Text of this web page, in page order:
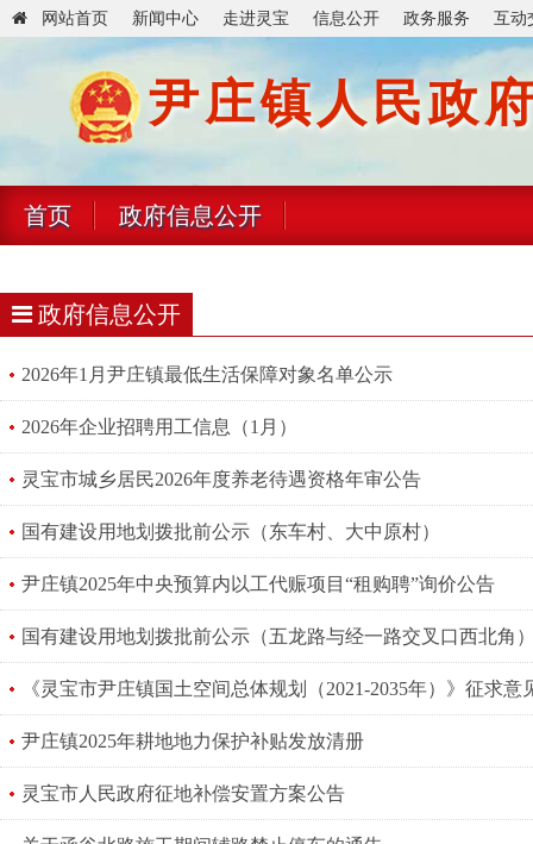
网站首页 新闻中心 走进灵宝 信息公开 政务服务 互动
尹庄镇人民政
首页 政府信息公开
政府信息公开
2026年1月尹庄镇最低生活保障对象名单公示
2026年企业招聘用工信息（1月）
灵宝市城乡居民2026年度养老待遇资格年审公告
国有建设用地划拨批前公示（东车村、大中原村）
尹庄镇2025年中央预算内以工代赈项目“租购聘”询价公告
国有建设用地划拨批前公示（五龙路与经一路交叉口西北角
《灵宝市尹庄镇国土空间总体规划（2021-2035年）》征求意
尹庄镇2025年耕地地力保护补贴发放清册
灵宝市人民政府征地补偿安置方案公告